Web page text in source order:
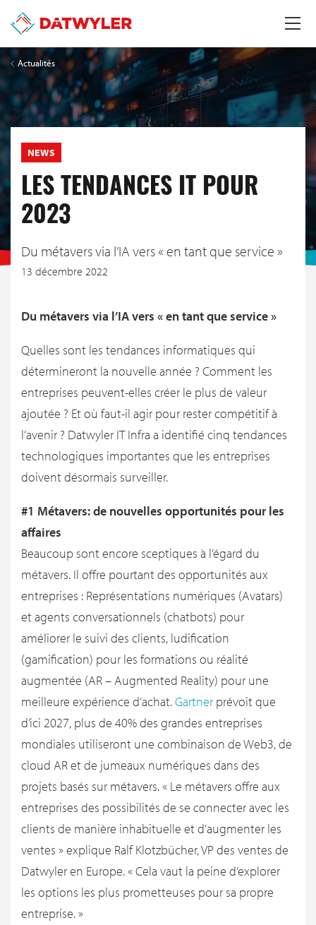
Actualités
NEWS
LES TENDANCES IT POUR
2023
Du métavers via l’IA vers « en tant que service »
13 décembre 2022
Du métavers via l’IA vers « en tant que service »
Quelles sont les tendances informatiques qui
détermineront la nouvelle année ? Comment les
entreprises peuvent-elles créer le plus de valeur
ajoutée ? Et où faut-il agir pour rester compétitif à
l’avenir ? Datwyler IT Infra a identifié cinq tendances
technologiques importantes que les entreprises
doivent désormais surveiller.
#1 Métavers: de nouvelles opportunités pour les
affaires
Beaucoup sont encore sceptiques à l’égard du
métavers. Il offre pourtant des opportunités aux
entreprises : Représentations numériques (Avatars)
et agents conversationnels (chatbots) pour
améliorer le suivi des clients, ludification
(gamification) pour les formations ou réalité
augmentée (AR – Augmented Reality) pour une
meilleure expérience d’achat.Gartner prévoit que
d’ici 2027, plus de 40% des grandes entreprises
mondiales utiliseront une combinaison de Web3, de
cloud AR et de jumeaux numériques dans des
projets basés sur métavers. « Le métavers offre aux
entreprises des possibilités de se connecter avec les
clients de manière inhabituelle et d’augmenter les
ventes » explique Ralf Klotzbücher, VP des ventes de
Datwyler en Europe. « Cela vaut la peine d’explorer
les options les plus prometteuses pour sa propre
entreprise. »